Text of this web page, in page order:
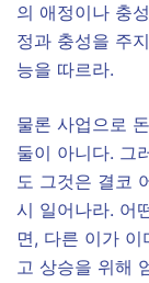
의 애정이나 충
정과 충성을 주
능을 따르라.
물론 사업으로
둘이 아니다. 그
도 그것은 결코
시 일어나라. 어
면, 다른 이가
고 상승을 위해